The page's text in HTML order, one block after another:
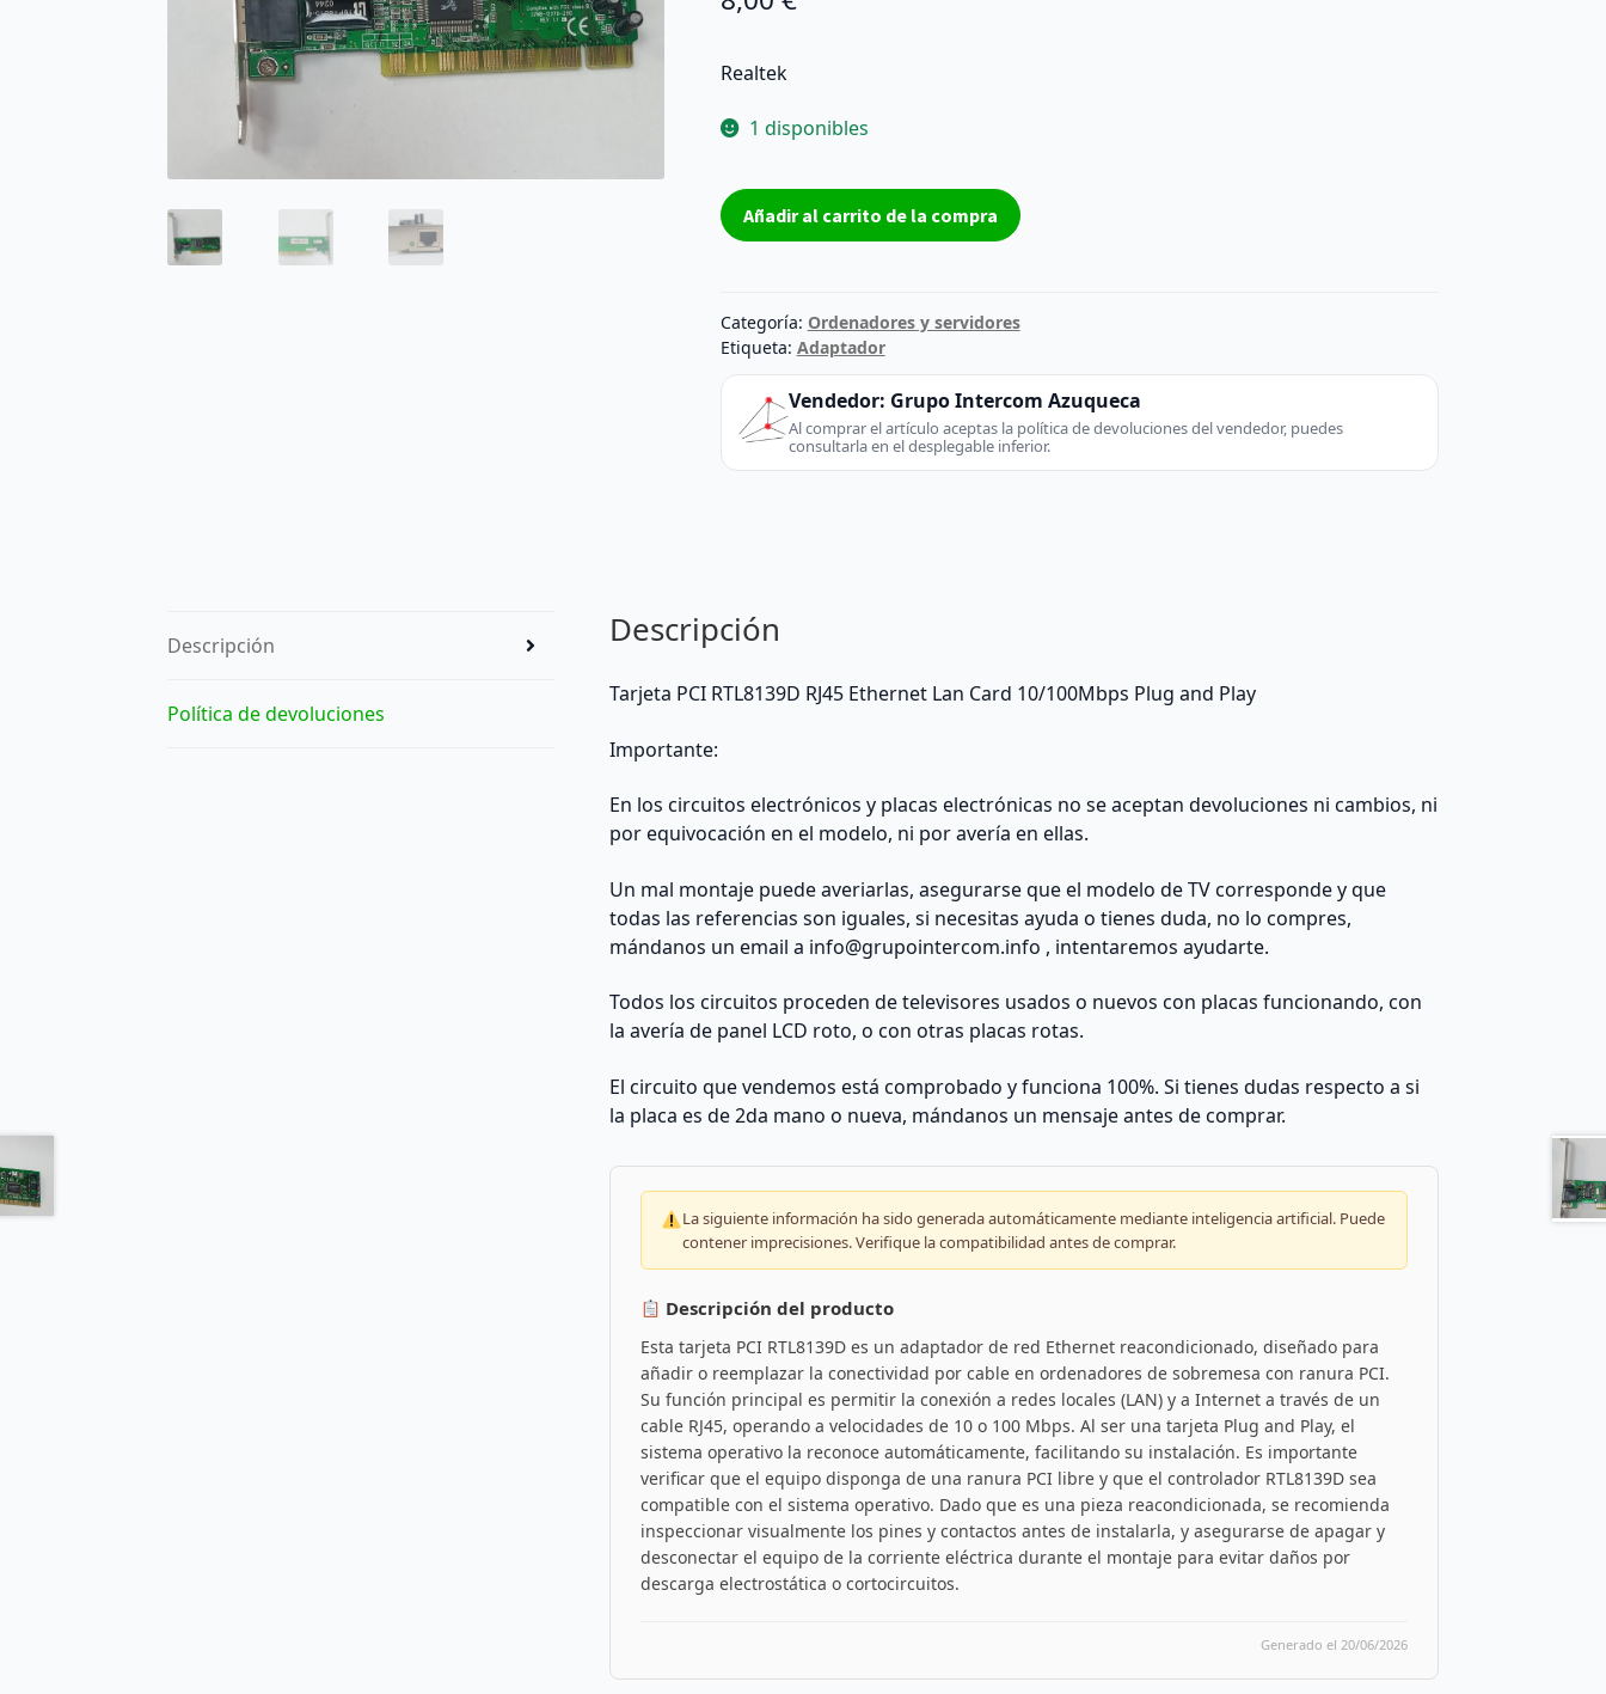
Realtek
1 disponibles
Tarjeta
PCI
Ethernet
Lan
Card
10/100Mbps
Plug
and
Añadir al carrito de la compra
Categoría: Ordenadores y servidores
Etiqueta: Adaptador
Vendedor: Grupo Intercom Azuqueca
Al comprar el artículo aceptas la política de devoluciones del vendedor, puedes
consultarla en el desplegable inferior.
Descripción
Política de devoluciones
Descripción
Tarjeta PCI RTL8139D RJ45 Ethernet Lan Card 10/100Mbps Plug and Play
Importante:
En los circuitos electrónicos y placas electrónicas no se aceptan devoluciones ni cambios, ni
por equivocación en el modelo, ni por avería en ellas.
Un mal montaje puede averiarlas, asegurarse que el modelo de TV corresponde y que
todas las referencias son iguales, si necesitas ayuda o tienes duda, no lo compres,
mándanos un email a info@grupointercom.info , intentaremos ayudarte.
Todos los circuitos proceden de televisores usados o nuevos con placas funcionando, con
la avería de panel LCD roto, o con otras placas rotas.
El circuito que vendemos está comprobado y funciona 100%. Si tienes dudas respecto a si
la placa es de 2da mano o nueva, mándanos un mensaje antes de comprar.
La siguiente información ha sido generada automáticamente mediante inteligencia artificial. Puede
contener imprecisiones. Verifique la compatibilidad antes de comprar.
Descripción del producto
Esta tarjeta PCI RTL8139D es un adaptador de red Ethernet reacondicionado, diseñado para
añadir o reemplazar la conectividad por cable en ordenadores de sobremesa con ranura PCI.
Su función principal es permitir la conexión a redes locales (LAN) y a Internet a través de un
cable RJ45, operando a velocidades de 10 o 100 Mbps. Al ser una tarjeta Plug and Play, el
sistema operativo la reconoce automáticamente, facilitando su instalación. Es importante
verificar que el equipo disponga de una ranura PCI libre y que el controlador RTL8139D sea
compatible con el sistema operativo. Dado que es una pieza reacondicionada, se recomienda
inspeccionar visualmente los pines y contactos antes de instalarla, y asegurarse de apagar y
desconectar el equipo de la corriente eléctrica durante el montaje para evitar daños por
descarga electrostática o cortocircuitos.
Generado el 20/06/2026